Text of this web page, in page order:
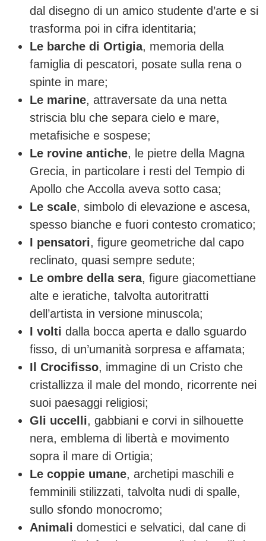
dal disegno di un amico studente d’arte e si
trasforma poi in cifra identitaria;
Le barche di Ortigia, memoria della
famiglia di pescatori, posate sulla rena o
spinte in mare;
Le marine, attraversate da una netta
striscia blu che separa cielo e mare,
metafisiche e sospese;
Le rovine antiche, le pietre della Magna
Grecia, in particolare i resti del Tempio di
Apollo che Accolla aveva sotto casa;
Le scale, simbolo di elevazione e ascesa,
spesso bianche e fuori contesto cromatico;
I pensatori, figure geometriche dal capo
reclinato, quasi sempre sedute;
Le ombre della sera, figure giacomettiane
alte e ieratiche, talvolta autoritratti
dell’artista in versione minuscola;
I volti dalla bocca aperta e dallo sguardo
fisso, di un’umanità sorpresa e affamata;
Il Crocifisso, immagine di un Cristo che
cristallizza il male del mondo, ricorrente nei
suoi paesaggi religiosi;
Gli uccelli, gabbiani e corvi in silhouette
nera, emblema di libertà e movimento
sopra il mare di Ortigia;
Le coppie umane, archetipi maschili e
femminili stilizzati, talvolta nudi di spalle,
sullo sfondo monocromo;
Animali domestici e selvatici, dal cane di